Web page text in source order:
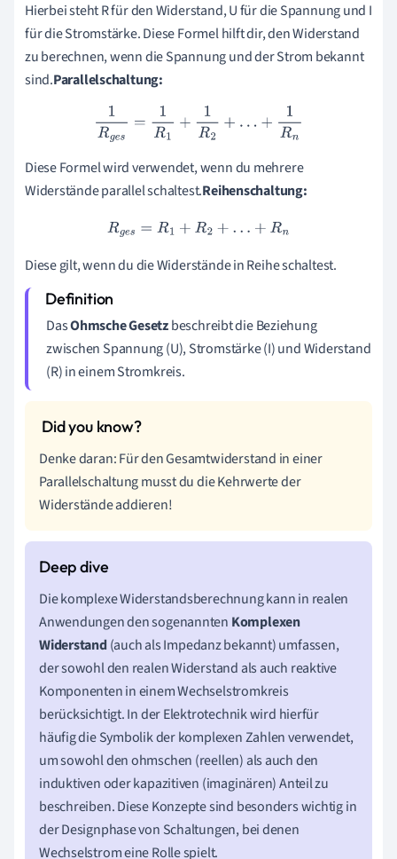
Hierbei steht R für den Widerstand, U für die Spannung und I
für die Stromstärke. Diese Formel hilft dir, den Widerstand
zu berechnen, wenn die Spannung und der Strom bekannt
sind.Parallelschaltung:
1Rg es=1 R1 +1R2 +… n
Diese Formel wird verwendet, wenn du mehrere
Widerstände parallel schaltest.Reihenschaltung:
Rg es= R1 +R2+… + Rn
Diese gilt, wenn du die Widerstände in Reihe schaltest.
DasOhmsche Gesetzbeschreibt die Beziehung
zwischen Spannung (U), Stromstärke (I) und Widerstand
(R) in einem Stromkreis.
Denke daran: Für den Gesamtwiderstand in einer
Parallelschaltung musst du die Kehrwerte der
Widerstände addieren!
Die komplexe Widerstandsberechnung kann in realen
Anwendungen den sogenannten Komplexen
Widerstand (auch als Impedanz bekannt) umfassen,
der sowohl den realen Widerstand als auch reaktive
Komponenten in einem Wechselstromkreis
berücksichtigt. In der Elektrotechnik wird hierfür
häufig die Symbolik der komplexen Zahlen verwendet,
um sowohl den ohmschen (reellen) als auch den
induktiven oder kapazitiven (imaginären) Anteil zu
beschreiben. Diese Konzepte sind besonders wichtig in
der Designphase von Schaltungen, bei denen
Wechselstrom eine Rolle spielt.